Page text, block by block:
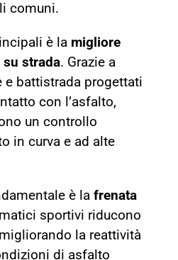
comuni.
è la migliore
su strada. Grazie a
e battistrada progettati
con l’asfalto,
un controllo
in curva e ad alte
è la frenata
sportivi riducono
la reattività
di asfalto